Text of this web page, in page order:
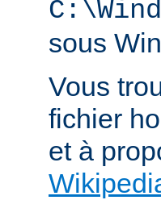
sous
Vous
fichier
et à